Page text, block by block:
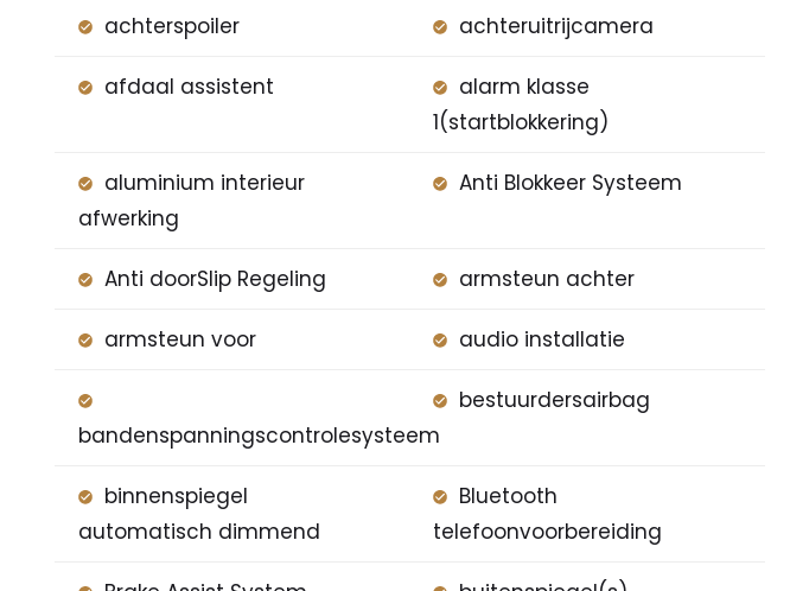
achterspoiler achteruitrijcamera
afdaal assistent
alarm klasse
1(startblokkering)
aluminium interieur
afwerking
Anti Blokkeer Systeem
Anti doorSlip Regeling armsteun achter
armsteun voor audio installatie
bandenspanningscontrolesysteem
bestuurdersairbag
binnenspiegel
automatisch dimmend
Bluetooth
telefoonvoorbereiding